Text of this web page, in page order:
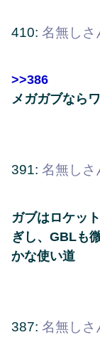
410: 名無しさ
>>386
メガガブなら
391: 名無しさ
ガブはロケッ
ぎし、GBLも
かな使い道
387: 名無しさ